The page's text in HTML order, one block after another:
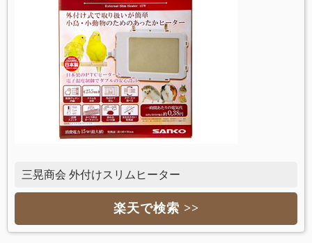
三晃商会 外付けスリムヒーター
楽天で検索 >>